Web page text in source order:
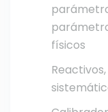
físicos